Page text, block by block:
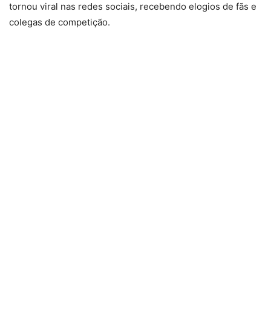
tornou viral nas redes sociais, recebendo elogios de fãs e
colegas de competição.